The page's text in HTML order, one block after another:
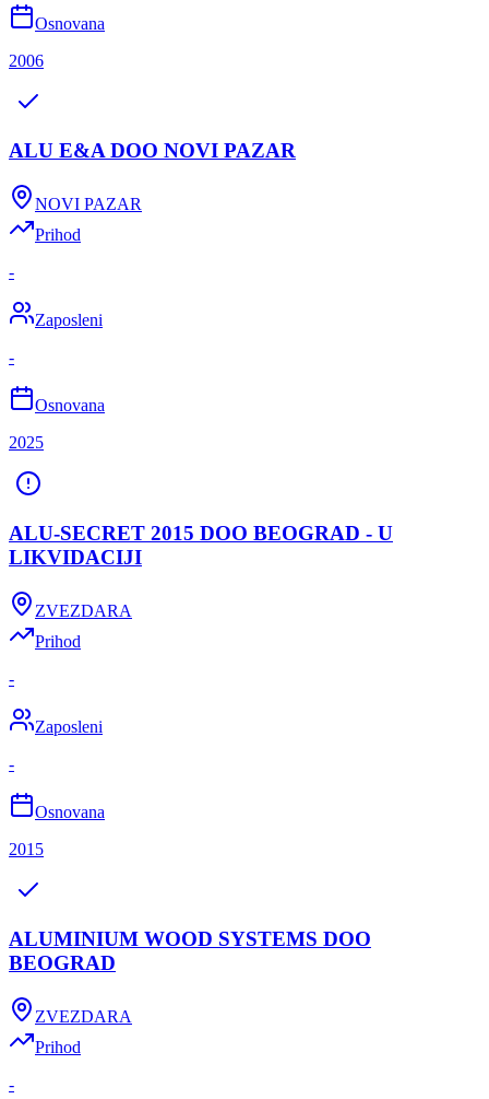
Osnovana
2006
ALU E&A DOO NOVI PAZAR
NOVI PAZAR
Prihod
-
Zaposleni
-
Osnovana
2025
ALU-SECRET 2015 DOO BEOGRAD - U
LIKVIDACIJI
ZVEZDARA
Prihod
-
Zaposleni
-
Osnovana
2015
ALUMINIUM WOOD SYSTEMS DOO
BEOGRAD
ZVEZDARA
Prihod
-